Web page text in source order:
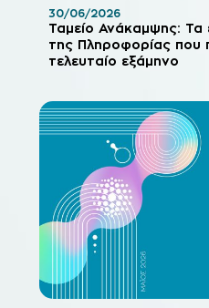
Ταμείο Ανάκαμψης: Τα
της Πληροφορίας που
τελευταίο εξάμηνο
30/06/2026